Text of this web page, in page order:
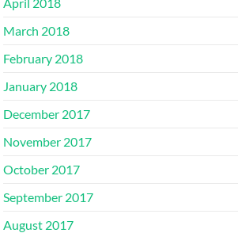
March 2018
February 2018
January 2018
December 2017
November 2017
October 2017
September 2017
August 2017